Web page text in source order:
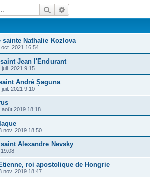
Rechercher
sainte Nathalie Kozlova
oct. 2021 16:54
Jean l'Endurant
juil. 2021 9:15
André Șaguna
juil. 2021 9:10
août 2019 18:18
nov. 2019 18:50
Alexandre Nevsky
roi apostolique de Hongrie
nov. 2019 18:47